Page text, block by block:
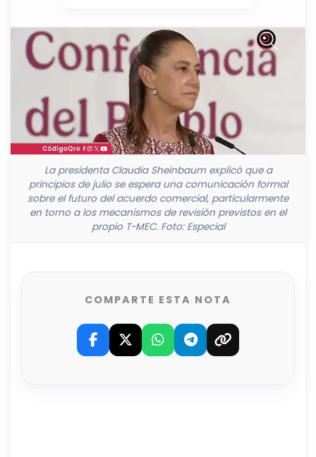
La presidenta Claudia Sheinbaum explicó que a
principios de julio se espera una comunicación formal
sobre el futuro del acuerdo comercial, particularmente
en torno a los mecanismos de revisión previstos en el
propio T-MEC. Foto: Especial
COMPARTE ESTA NOTA